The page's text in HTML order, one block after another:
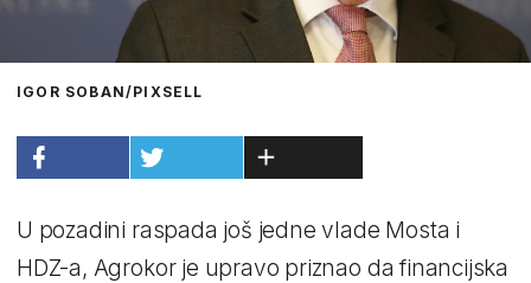
IGOR SOBAN/PIXSELL
U pozadini raspada još jedne vlade Mosta i
HDZ-a, Agrokor je upravo priznao da financijska